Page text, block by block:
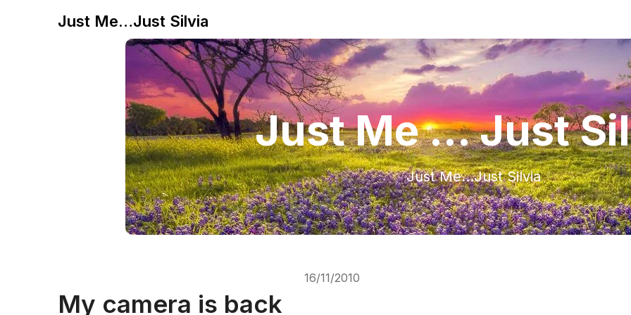
Just Me…Just Silvia
Just Me ... Just
Just Me…Just Silvia
16/11/2010
My camera is back